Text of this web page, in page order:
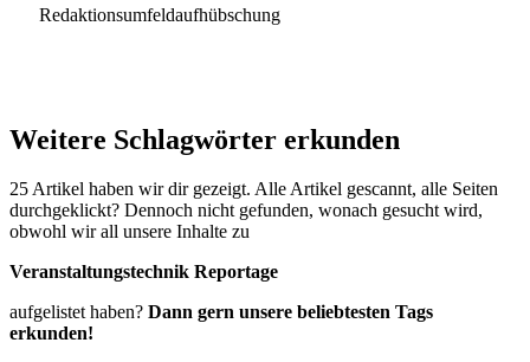
Redaktionsumfeldaufhübschung
Weitere Schlagwörter erkunden
25 Artikel haben wir dir gezeigt. Alle Artikel gescannt, alle Seiten
durchgeklickt? Dennoch nicht gefunden, wonach gesucht wird,
obwohl wir all unsere Inhalte zu
Veranstaltungstechnik Reportage
aufgelistet haben? Dann gern unsere beliebtesten Tags
erkunden!